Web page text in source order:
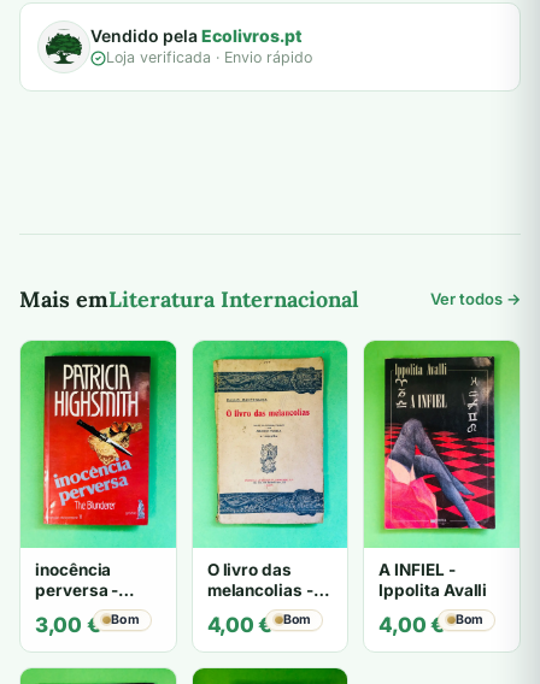
Vendido pelaEcolivros.pt
Loja verificada · Envio rápido
Mais emLiteratura Internacional Ver todos →
inocência
perversa -
PATRICIA
HIGHSMITH
3,00 € Bom
O livro das
melancolias -
Mantegazza
4,00€ Bom
A INFIEL -
Ippolita Avalli
4,00€ Bom